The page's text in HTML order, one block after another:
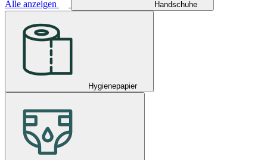
Alle anzeigen Handschuhe
Hygienepapier